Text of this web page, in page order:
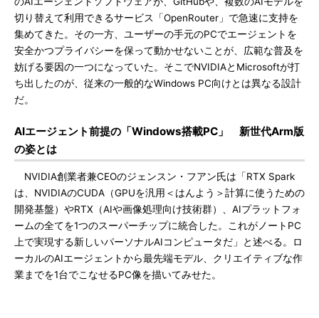
切り替えて利用できるサービス「OpenRouter」で急速に支持を
集めてきた。その一方、ユーザーの手元のPCでエージェントを
安全かつプライバシーを保って動かせないことが、広範な普及を
妨げる要因の一つになっていた。そこでNVIDIAとMicrosoftが打
ち出したのが、従来の一般的なWindows PC向けとは異なる設計
だ。
AIエージェント前提の「Windows搭載PC」 新世代Arm版
の姿とは
NVIDIA創業者兼CEOのジェンスン・フアン氏は「RTX Spark
は、NVIDIAのCUDA（GPUを汎用＜はんよう＞計算に使うための
開発基盤）やRTX（AIや画像処理向け技術群）、AIプラットフォ
ームの全てを1つのスーパーチップに統合した。これがノートPC
上で実現する新しいパーソナルAIコンピュータだ」と述べる。ロ
ーカルのAIエージェントから最先端モデル、クリエイティブな作
業までを1台でこなせるPC像を描いてみせた。